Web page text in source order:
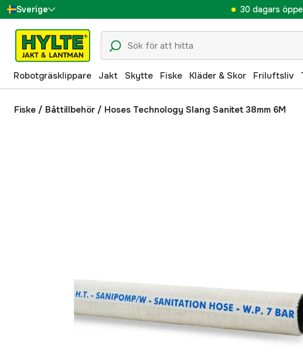
Sverige
Danmark
Suomi
Norge
Deutschland
30 dagars
Robotgräsklippare Jakt Skytte Fiske Kläder & Skor Friluftsliv
Fiske / Båttillbehör / Hoses Technology Slang Sanitet 38mm 6M